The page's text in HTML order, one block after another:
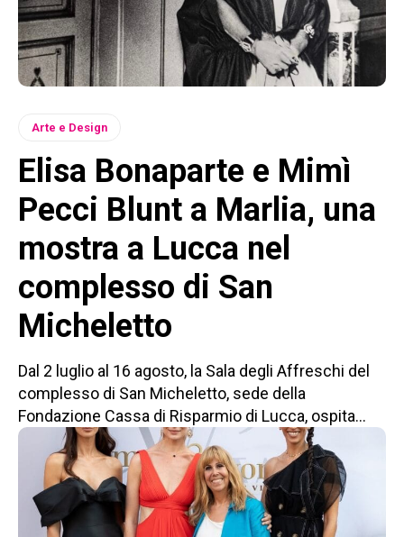
Arte e Design
Elisa Bonaparte e Mimì
Pecci Blunt a Marlia, una
mostra a Lucca nel
complesso di San
Micheletto
Dal 2 luglio al 16 agosto, la Sala degli Affreschi del
complesso di San Micheletto, sede della
Fondazione Cassa di Risparmio di Lucca, ospita...